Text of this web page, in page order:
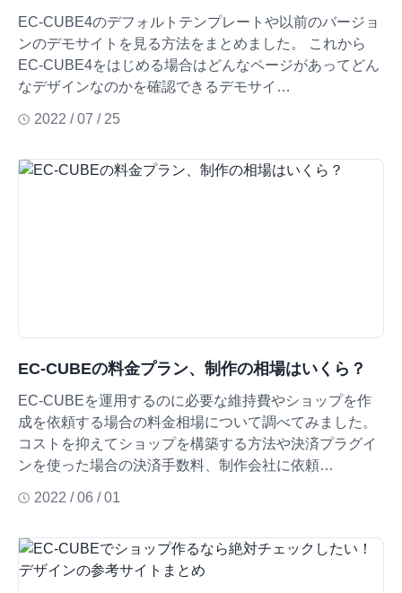
EC-CUBE4のデフォルトテンプレートや以前のバージョ
ンのデモサイトを見る方法をまとめました。 これから
EC-CUBE4をはじめる場合はどんなページがあってどん
なデザインなのかを確認できるデモサイ…
2022 / 07 / 25
EC-CUBEの料金プラン、制作の相場はいくら？
EC-CUBEを運用するのに必要な維持費やショップを作
成を依頼する場合の料金相場について調べてみました。
コストを抑えてショップを構築する方法や決済プラグイ
ンを使った場合の決済手数料、制作会社に依頼…
2022 / 06 / 01